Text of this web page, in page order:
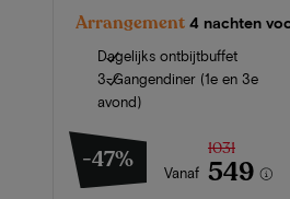
Arrangement 4 nachten
Dagelijks ontbijtbuffet
3-Gangendiner (1e en 3e
avond)
-47% Vanaf
1031
549